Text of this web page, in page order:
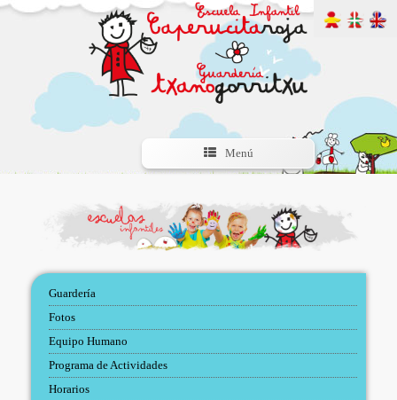
Menú
Guardería
Fotos
Equipo Humano
Programa de Actividades
Horarios